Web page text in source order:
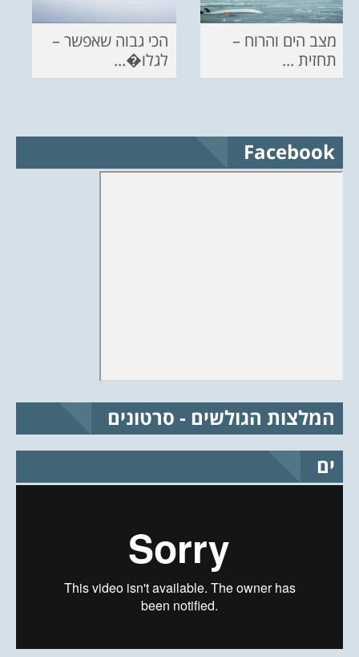
מצב הים והרוח –
תחזית ...
הכי גבוה שאפשר –
לגלו�...
Facebook
המלצות הגולשים - סרטונים
ים